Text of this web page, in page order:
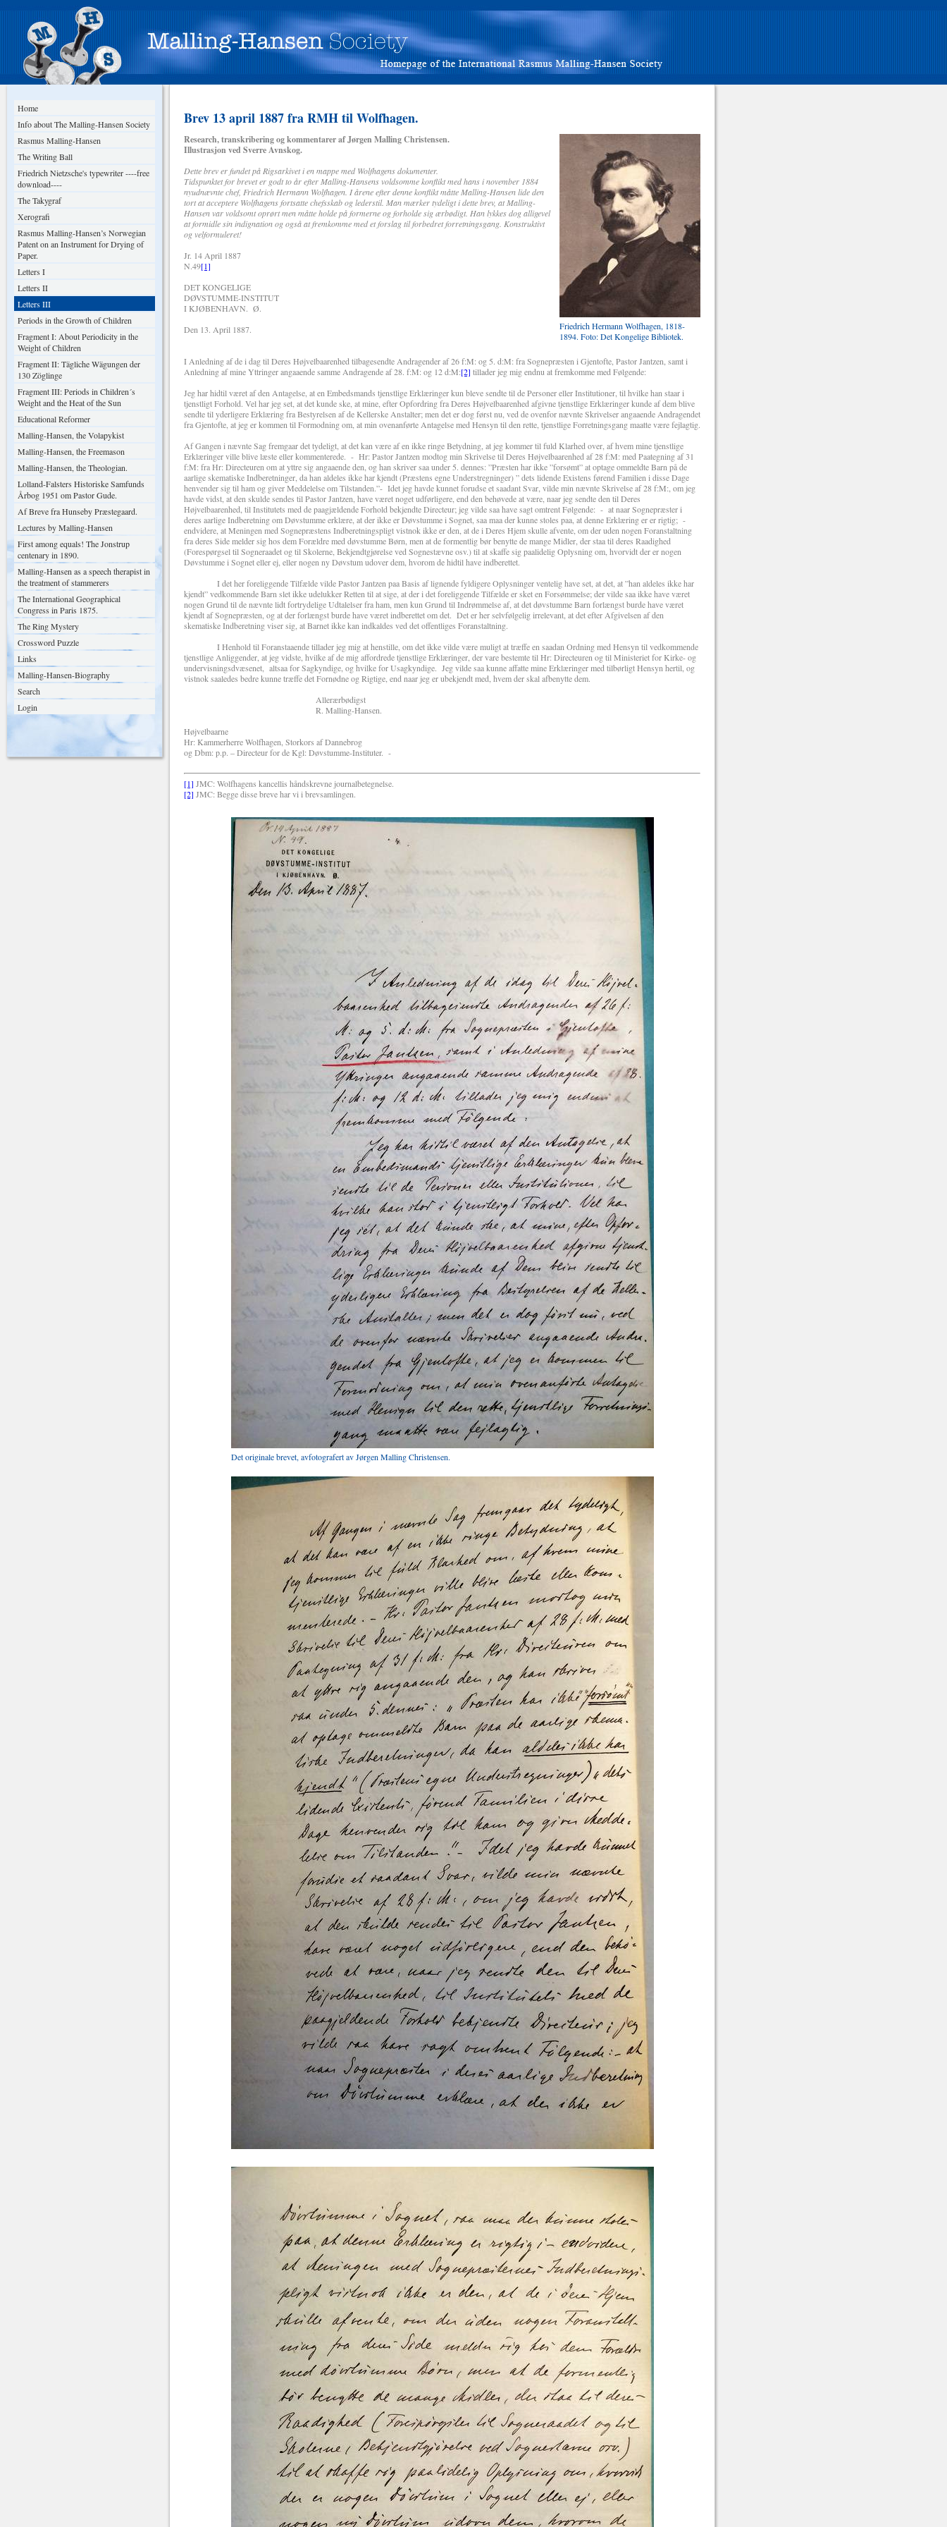
Home
Info about The Malling-Hansen Society
Rasmus Malling-Hansen
The Writing Ball
Friedrich Nietzsche's typewriter ----free
download----
The Takygraf
Xerografi
Rasmus Malling-Hansen’s Norwegian
Patent on an Instrument for Drying of
Paper.
Letters I
Letters II
Letters III
Periods in the Growth of Children
Fragment I: About Periodicity in the
Weight of Children
Fragment II: Tägliche Wägungen der
130 Zöglinge
Fragment III: Periods in Children´s
Weight and the Heat of the Sun
Educational Reformer
Malling-Hansen, the Volapykist
Malling-Hansen, the Freemason
Malling-Hansen, the Theologian.
Lolland-Falsters Historiske Samfunds
Årbog 1951 om Pastor Gude.
Af Breve fra Hunseby Præstegaard.
Lectures by Malling-Hansen
First among equals! The Jonstrup
centenary in 1890.
Malling-Hansen as a speech therapist in
the treatment of stammerers
The International Geographical
Congress in Paris 1875.
The Ring Mystery
Crossword Puzzle
Links
Malling-Hansen-Biography
Search
Login
Brev 13 april 1887 fra RMH til Wolfhagen.
Friedrich Hermann Wolfhagen, 1818-
1894. Foto: Det Kongelige Bibliotek.
Research, transkribering og kommentarer af Jørgen Malling Christensen.
Illustrasjon ved Sverre Avnskog.
Dette brev er fundet på Rigsarkivet i en mappe med Wolfhagens dokumenter.
Tidspunktet for brevet er godt to år efter Malling-Hansens voldsomme konflikt med hans i november 1884
nyudnævnte chef, Friedrich Hermann Wolfhagen. I årene efter denne konflikt måtte Malling-Hansen lide den
tort at acceptere Wolfhagens fortsatte chefsskab og lederstil. Man mærker tydeligt i dette brev, at Malling-
Hansen var voldsomt oprørt men måtte holde på formerne og forholde sig ærbødigt. Han lykkes dog alligevel
at formidle sin indignation og også at fremkomme med et forslag til forbedret forretningsgang. Konstruktivt
og velformuleret!
Jr. 14 April 1887
N.49[1]
DET KONGELIGE
DØVSTUMME-INSTITUT
I KJØBENHAVN. Ø.
Den 13. April 1887.
I Anledning af de i dag til Deres Højvelbaarenhed tilbagesendte Andragender af 26 f:M: og 5. d:M: fra Sognepræsten i Gjentofte, Pastor Jantzen, samt i
Anledning af mine Yttringer angaaende samme Andragende af 28. f:M: og 12 d:M:[2] tillader jeg mig endnu at fremkomme med Følgende:
Jeg har hidtil været af den Antagelse, at en Embedsmands tjenstlige Erklæringer kun bleve sendte til de Personer eller Institutioner, til hvilke han staar i
tjenstligt Forhold. Vel har jeg set, at det kunde ske, at mine, efter Opfordring fra Deres Højvelbaarenhed afgivne tjenstlige Erklæringer kunde af dem blive
sendte til yderligere Erklæring fra Bestyrelsen af de Kellerske Anstalter; men det er dog først nu, ved de ovenfor nævnte Skrivelser angaaende Andragendet
fra Gjentofte, at jeg er kommen til Formodning om, at min ovenanførte Antagelse med Hensyn til den rette, tjenstlige Forretningsgang maatte være fejlagtig.
Af Gangen i nævnte Sag fremgaar det tydeligt, at det kan være af en ikke ringe Betydning, at jeg kommer til fuld Klarhed over, af hvem mine tjenstlige
Erklæringer ville blive læste eller kommenterede. - Hr: Pastor Jantzen modtog min Skrivelse til Deres Højvelbaarenhed af 28 f:M: med Paategning af 31
f:M: fra Hr: Directeuren om at yttre sig angaaende den, og han skriver saa under 5. dennes: ”Præsten har ikke ”forsømt” at optage ommeldte Barn på de
aarlige skematiske Indberetninger, da han aldeles ikke har kjendt (Præstens egne Understregninger) ” dets lidende Existens førend Familien i disse Dage
henvender sig til ham og giver Meddelelse om Tilstanden.”- Idet jeg havde kunnet forudse et saadant Svar, vilde min nævnte Skrivelse af 28 f:M:, om jeg
havde vidst, at den skulde sendes til Pastor Jantzen, have været noget udførligere, end den behøvede at være, naar jeg sendte den til Deres
Højvelbaarenhed, til Institutets med de paagjældende Forhold bekjendte Directeur; jeg vilde saa have sagt omtrent Følgende: - at naar Sognepræster i
deres aarlige Indberetning om Døvstumme erklære, at der ikke er Døvstumme i Sognet, saa maa der kunne stoles paa, at denne Erklæring er er rigtig; -
endvidere, at Meningen med Sognepræstens Indberetningspligt vistnok ikke er den, at de i Deres Hjem skulle afvente, om der uden nogen Foranstaltning
fra deres Side melder sig hos dem Forældre med døvstumme Børn, men at de formentlig bør benytte de mange Midler, der staa til deres Raadighed
(Forespørgsel til Sogneraadet og til Skolerne, Bekjendtgjørelse ved Sognestævne osv.) til at skaffe sig paalidelig Oplysning om, hvorvidt der er nogen
Døvstumme i Sognet eller ej, eller nogen ny Døvstum udover dem, hvorom de hidtil have indberettet.
I det her foreliggende Tilfælde vilde Pastor Jantzen paa Basis af lignende fyldigere Oplysninger ventelig have set, at det, at ”han aldeles ikke har
kjendt” vedkommende Barn slet ikke udelukker Retten til at sige, at der i det foreliggende Tilfælde er sket en Forsømmelse; der vilde saa ikke have været
nogen Grund til de nævnte lidt fortrydelige Udtalelser fra ham, men kun Grund til Indrømmelse af, at det døvstumme Barn forlængst burde have været
kjendt af Sognepræsten, og at der forlængst burde have været indberettet om det. Det er her selvfølgelig irrelevant, at det efter Afgivelsen af den
skematiske Indberetning viser sig, at Barnet ikke kan indkaldes ved det offentliges Foranstaltning.
I Henhold til Foranstaaende tillader jeg mig at henstille, om det ikke vilde være muligt at træffe en saadan Ordning med Hensyn til vedkommende
tjenstlige Anliggender, at jeg vidste, hvilke af de mig affordrede tjenstlige Erklæringer, der vare bestemte til Hr: Directeuren og til Ministeriet for Kirke- og
undervisningsdvæsenet, altsaa for Sagkyndige, og hvilke for Usagkyndige. Jeg vilde saa kunne affatte mine Erklæringer med tilbørligt Hensyn hertil, og
vistnok saaledes bedre kunne træffe det Fornødne og Rigtige, end naar jeg er ubekjendt med, hvem der skal afbenytte dem.
Allerærbødigst
R. Malling-Hansen.
Højvelbaarne
Hr: Kammerherre Wolfhagen, Storkors af Dannebrog
og Dbm: p.p. – Directeur for de Kgl: Døvstumme-Instituter. -
[1] JMC: Wolfhagens kancellis håndskrevne journalbetegnelse.
[2] JMC: Begge disse breve har vi i brevsamlingen.
Det originale brevet, avfotografert av Jørgen Malling Christensen.